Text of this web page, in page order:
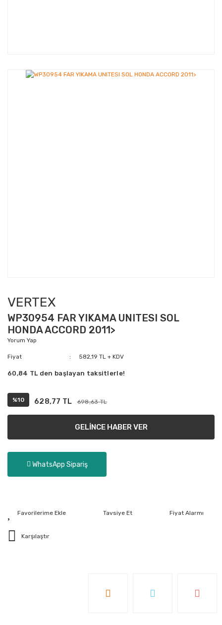
VERTEX
WP30954 FAR YIKAMA UNITESI SOL
HONDA ACCORD 2011>
Yorum Yap
Fiyat 582,19 TL + KDV
60,84 TL den başlayan taksitlerle!
%10 628,77 TL 698,63 TL
GELİNCE HABER VER
WhatsApp Sipariş
Tavsiye Et Fiyat Alarmı
Karşılaştır